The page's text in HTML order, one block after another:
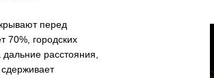
перед
70%, городских
расстояния,